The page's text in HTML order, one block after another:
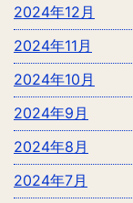
2024年12月
2024年11月
2024年10月
2024年9月
2024年8月
2024年7月